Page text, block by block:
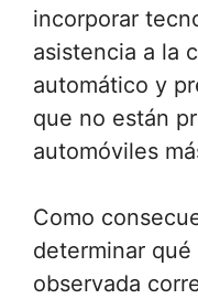
incorporar
asistencia a la
automático y
que no están
automóviles
Como
determinar
observada